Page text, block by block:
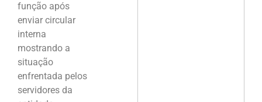
função após
enviar circular
interna
mostrando a
situação
enfrentada pelos
servidores da